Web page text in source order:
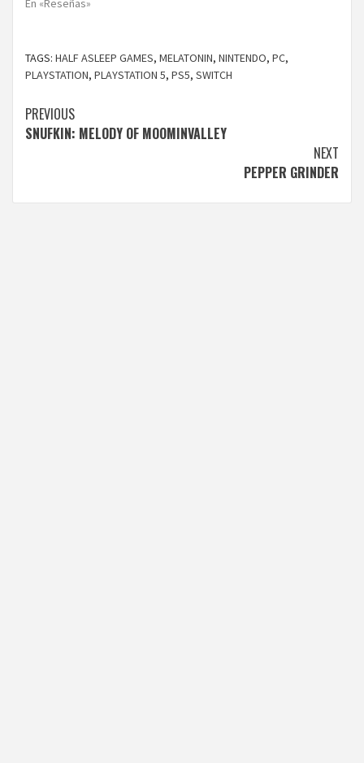
En «Reseñas»
TAGS: HALF ASLEEP GAMES, MELATONIN, NINTENDO, PC,
PLAYSTATION, PLAYSTATION 5, PS5, SWITCH
Continue
Reading
PREVIOUS
SNUFKIN: MELODY OF MOOMINVALLEY
NEXT
PEPPER GRINDER